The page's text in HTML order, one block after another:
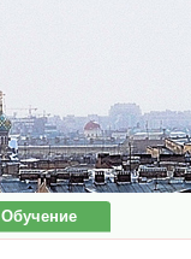
Обучение